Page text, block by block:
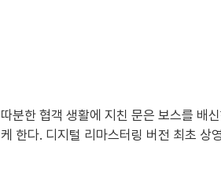
분한 협객 생활에 지친 문은 보스를
한다. 디지털 리마스터링 버전 최초 상